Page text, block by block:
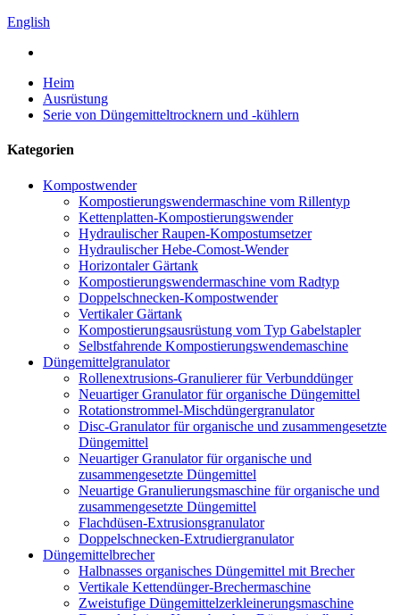
English
Heim
Ausrüstung
Serie von Düngemitteltrocknern und -kühlern
Kategorien
Kompostwender
Kompostierungswendermaschine vom Rillentyp
Kettenplatten-Kompostierungswender
Hydraulischer Raupen-Kompostumsetzer
Hydraulischer Hebe-Comost-Wender
Horizontaler Gärtank
Kompostierungswendermaschine vom Radtyp
Doppelschnecken-Kompostwender
Vertikaler Gärtank
Kompostierungsausrüstung vom Typ Gabelstapler
Selbstfahrende Kompostierungswendemaschine
Düngemittelgranulator
Rollenextrusions-Granulierer für Verbunddünger
Neuartiger Granulator für organische Düngemittel
Rotationstrommel-Mischdüngergranulator
Disc-Granulator für organische und zusammengesetzte
Düngemittel
Neuartiger Granulator für organische und
zusammengesetzte Düngemittel
Neuartige Granulierungsmaschine für organische und
zusammengesetzte Düngemittel
Flachdüsen-Extrusionsgranulator
Doppelschnecken-Extrudiergranulator
Düngemittelbrecher
Halbnasses organisches Düngemittel mit Brecher
Vertikale Kettendünger-Brechermaschine
Zweistufige Düngemittelzerkleinerungsmaschine